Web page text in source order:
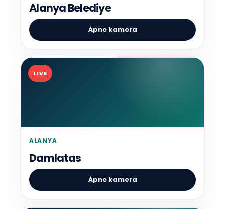
Alanya Belediye
Åpne kamera
LIVE
ALANYA
Damlatas
Åpne kamera